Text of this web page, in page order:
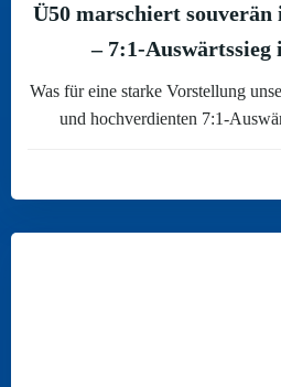
Ü50 marschiert
– 7:1-Auswärtssieg
Was für eine starke Vorstellung
und hochverdienten 7:1-